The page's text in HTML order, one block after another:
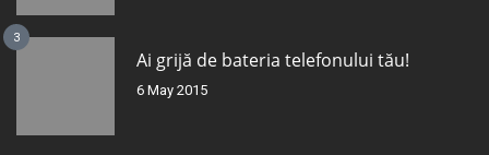
3
Ai grijă de bateria telefonului tău!
6 May 2015